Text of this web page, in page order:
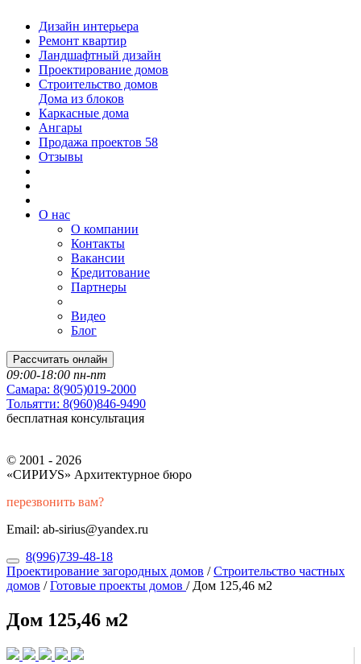
Дизайн интерьера
Ремонт квартир
Ландшафтный дизайн
Проектирование домов
Строительство домов
Дома из блоков
Каркасные дома
Ангары
Продажа проектов 58
Отзывы
О нас
О компании
Контакты
Вакансии
Кредитование
Партнеры
Видео
Блог
Рассчитать онлайн
09:00-18:00 пн-пт
Самара: 8(905)019-2000
Тольятти: 8(960)846-9490
бесплатная консультация
© 2001 - 2026
«СИРИУS» Архитектурное бюро
перезвонить вам?
Email: ab-sirius@yandex.ru
8(996)739-48-18
Проектирование загородных домов /Строительство частных
домов /Готовые проекты домов / Дом 125,46 м2
Дом 125,46 м2